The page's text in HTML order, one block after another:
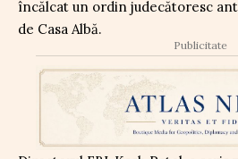
încălcat un ordin judecătoresc
de Casa Albă.
Publicitate